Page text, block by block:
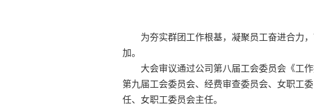
为夯实群团工作根基，凝聚员工奋进合力
加。
大会审议通过公司第八届工会委员会《工
第九届工会委员会、经费审查委员会、女职工
任、女职工委员会主任。